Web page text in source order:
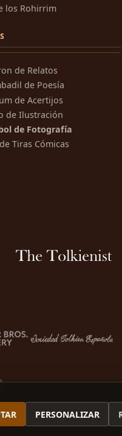
los Rohirrim
de Relatos
de Poesía
de Acertijos
de Ilustración
de Fotografía
Tiras Cómicas
PERSONALIZAR